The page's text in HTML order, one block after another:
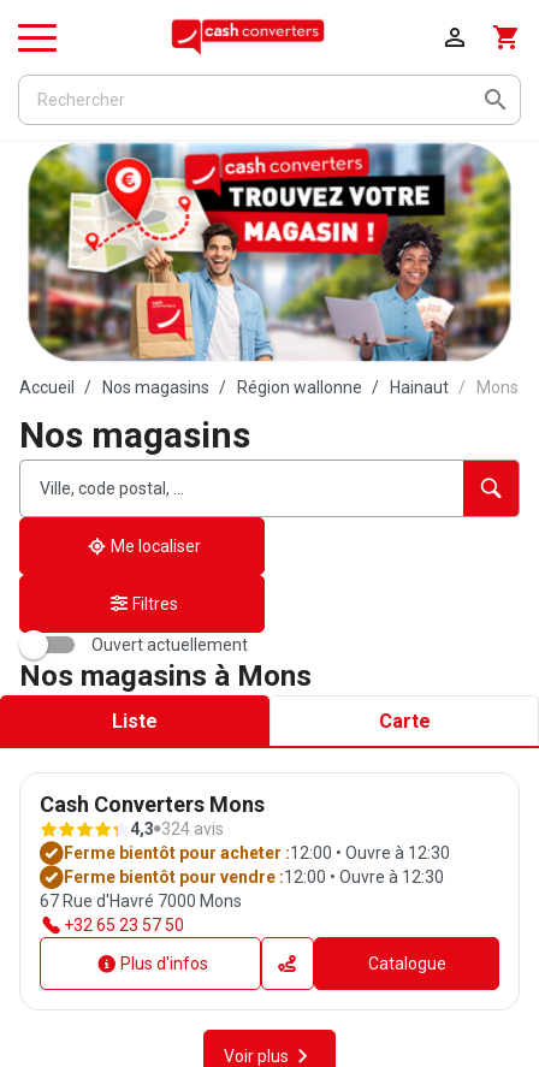

shopping_cart

Menu
Accueil Nos magasins Région wallonne Hainaut Mons
Nos magasins
Rechercher
Veuillez
renseigner
adresse
{{count}}
résultat(s)
Me localiser
Filtres
Ouvert actuellement
Nos magasins à Mons
Liste Carte
Cash Converters Mons
4,3 324 avis
Ferme bientôt pour acheter :12:00 • Ouvre à 12:30
Ferme bientôt pour vendre :12:00 • Ouvre à 12:30
67 Rue d'Havré 7000 Mons
+32 65 23 57 50
Plus d'infos
Catalogue
Voir plus